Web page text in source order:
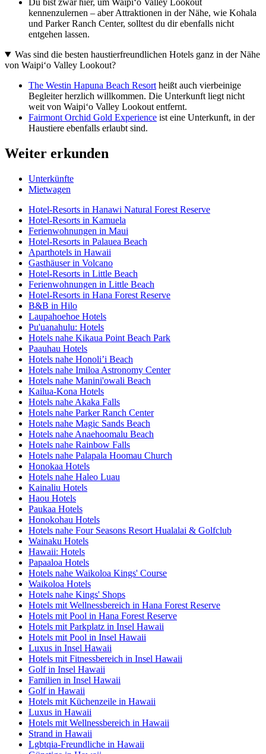
Du bist zwar hier, um Waipiʻo Valley Lookout
kennenzulernen – aber Attraktionen in der Nähe, wie Kohala
und Parker Ranch Center, solltest du dir ebenfalls nicht
entgehen lassen.
Was sind die besten haustierfreundlichen Hotels ganz in der Nähe
von Waipiʻo Valley Lookout?
The Westin Hapuna Beach Resort heißt auch vierbeinige
Begleiter herzlich willkommen. Die Unterkunft liegt nicht
weit von Waipiʻo Valley Lookout entfernt.
Fairmont Orchid Gold Experience ist eine Unterkunft, in der
Haustiere ebenfalls erlaubt sind.
Weiter erkunden
Unterkünfte
Mietwagen
Hotel-Resorts in Hanawi Natural Forest Reserve
Hotel-Resorts in Kamuela
Ferienwohnungen in Maui
Hotel-Resorts in Palauea Beach
Aparthotels in Hawaii
Gasthäuser in Volcano
Hotel-Resorts in Little Beach
Ferienwohnungen in Little Beach
Hotel-Resorts in Hana Forest Reserve
B&B in Hilo
Laupahoehoe Hotels
Pu'uanahulu: Hotels
Hotels nahe Kikaua Point Beach Park
Paauhau Hotels
Hotels nahe Honoli’i Beach
Hotels nahe Imiloa Astronomy Center
Hotels nahe Manini'owali Beach
Kailua-Kona Hotels
Hotels nahe Akaka Falls
Hotels nahe Parker Ranch Center
Hotels nahe Magic Sands Beach
Hotels nahe Anaehoomalu Beach
Hotels nahe Rainbow Falls
Hotels nahe Palapala Hoomau Church
Honokaa Hotels
Hotels nahe Haleo Luau
Kainaliu Hotels
Haou Hotels
Paukaa Hotels
Honokohau Hotels
Hotels nahe Four Seasons Resort Hualalai & Golfclub
Wainaku Hotels
Hawaii: Hotels
Papaaloa Hotels
Hotels nahe Waikoloa Kings' Course
Waikoloa Hotels
Hotels nahe Kings' Shops
Hotels mit Wellnessbereich in Hana Forest Reserve
Hotels mit Pool in Hana Forest Reserve
Hotels mit Parkplatz in Insel Hawaii
Hotels mit Pool in Insel Hawaii
Luxus in Insel Hawaii
Hotels mit Fitnessbereich in Insel Hawaii
Golf in Insel Hawaii
Familien in Insel Hawaii
Golf in Hawaii
Hotels mit Küchenzeile in Hawaii
Luxus in Hawaii
Hotels mit Wellnessbereich in Hawaii
Strand in Hawaii
Lgbtqia-Freundliche in Hawaii